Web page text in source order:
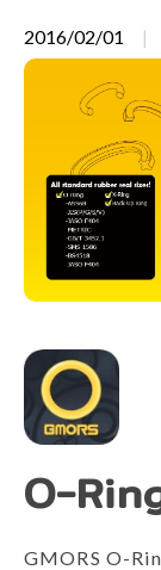
2016/02/01
O-
GMORS O-